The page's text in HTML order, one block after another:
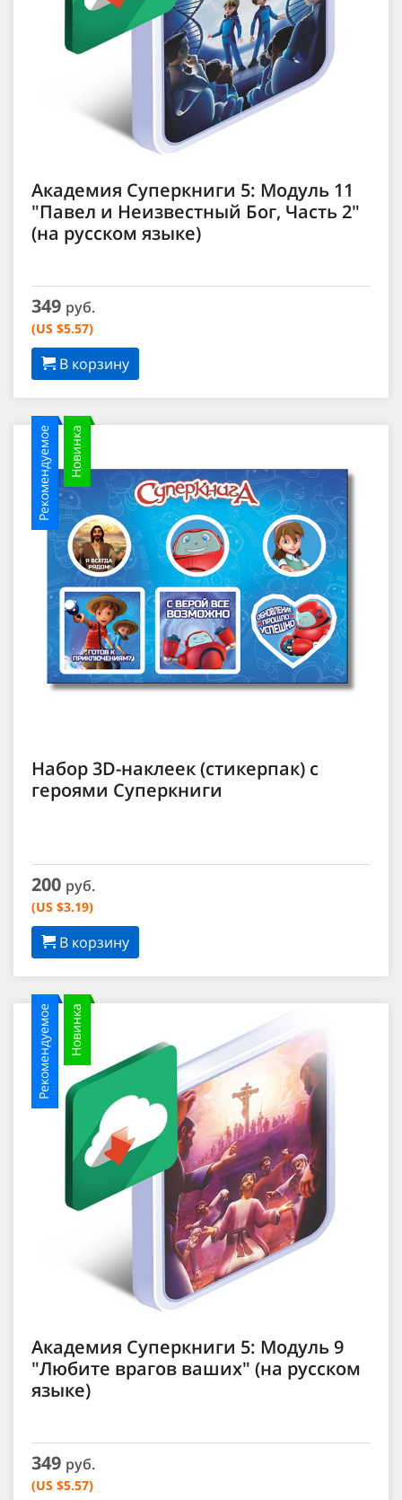
Академия Суперкниги 5: Модуль 11
"Павел и Неизвестный Бог, Часть 2"
(на русском языке)
349 руб.
(US $5.57)
В корзину
Рекомендуемое Новинка
Набор 3D-наклеек (стикерпак) с
героями Суперкниги
200 руб.
(US $3.19)
В корзину
Рекомендуемое Новинка
Академия Суперкниги 5: Модуль 9
"Любите врагов ваших" (на русском
языке)
349 руб.
(US $5.57)